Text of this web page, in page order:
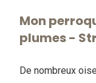
Mon
plumes -
De nombreux